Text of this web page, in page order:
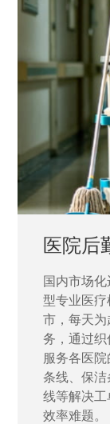
医院
国内市场
型专业医
市，每天
务，通过
服务各医
条线、保
线等解决
效率难题。